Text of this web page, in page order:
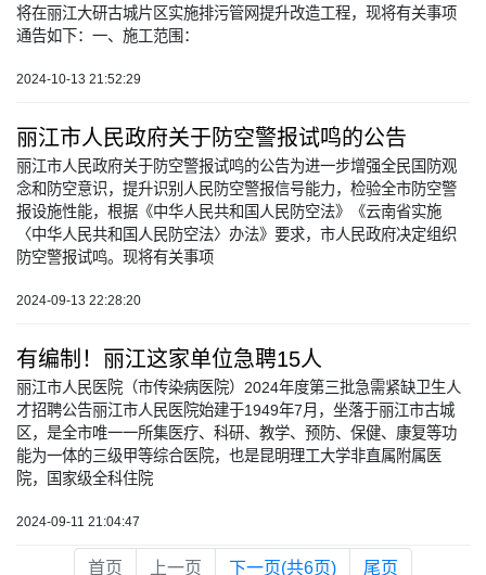
将在丽江大研古城片区实施排污管网提升改造工程，现将有关事项
通告如下：一、施工范围：
2024-10-13 21:52:29
丽江市人民政府关于防空警报试鸣的公告
丽江市人民政府关于防空警报试鸣的公告为进一步增强全民国防观
念和防空意识，提升识别人民防空警报信号能力，检验全市防空警
报设施性能，根据《中华人民共和国人民防空法》《云南省实施
〈中华人民共和国人民防空法〉办法》要求，市人民政府决定组织
防空警报试鸣。现将有关事项
2024-09-13 22:28:20
有编制！丽江这家单位急聘15人
丽江市人民医院（市传染病医院）2024年度第三批急需紧缺卫生人
才招聘公告丽江市人民医院始建于1949年7月，坐落于丽江市古城
区，是全市唯一一所集医疗、科研、教学、预防、保健、康复等功
能为一体的三级甲等综合医院，也是昆明理工大学非直属附属医
院，国家级全科住院
2024-09-11 21:04:47
首页 上一页 下一页(共6页) 尾页